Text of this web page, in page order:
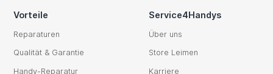
Vorteile
Reparaturen
Qualität & Garantie
Handy-Reparatur
Service4Handys
Über uns
Store Leimen
Karriere